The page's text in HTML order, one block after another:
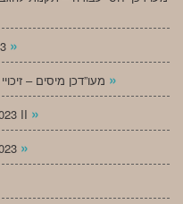
»
»
II »
»